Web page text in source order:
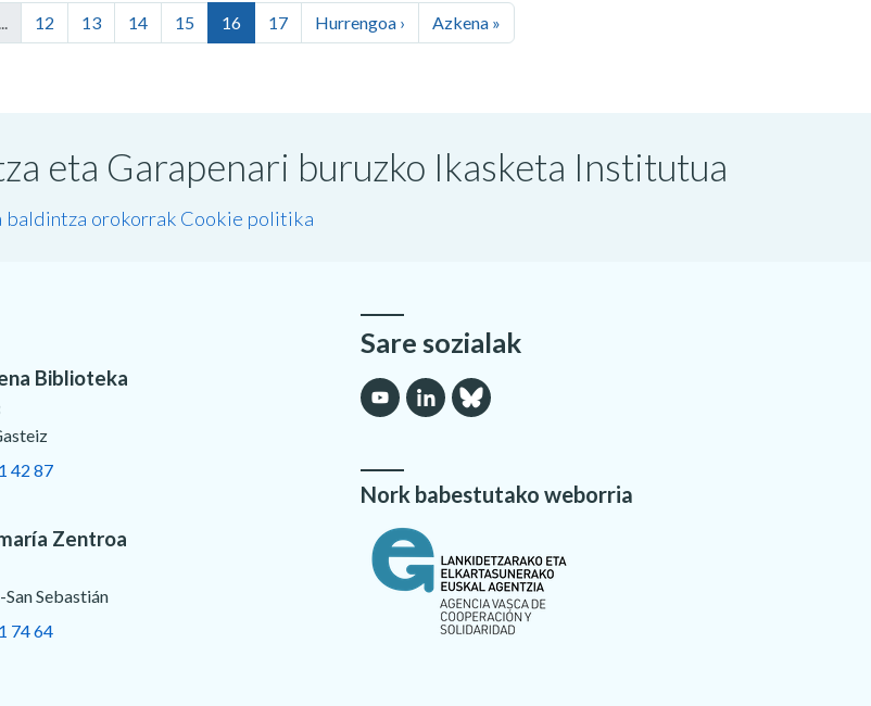
12 13 14 15 16 17 Hurrengoa › Azkena »
eta Garapenari buruzko Ikasketa Institutua
baldintza orokorrak Cookie politika
Biblioteka
42 87
Zentroa
Sebastián
74 64
Sare sozialak
Nork babestutako weborria